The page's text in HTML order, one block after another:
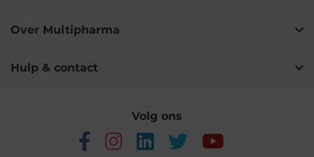
Over Multipharma
Hulp & contact
Volg ons